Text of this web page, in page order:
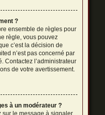
?
ensemble de règles pour
règle, vous pouvez
c’est la décision de
n’est pas concerné par
Contactez l’administrateur
de votre avertissement.
à un modérateur ?
sur le message à signaler